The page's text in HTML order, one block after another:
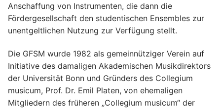
Anschaffung von Instrumenten, die dann die
Fördergesellschaft den studentischen Ensembles zur
unentgeltlichen Nutzung zur Verfügung stellt.
Die GFSM wurde 1982 als gemeinnütziger Verein auf
Initiative des damaligen Akademischen Musikdirektors
der Universität Bonn und Gründers des Collegium
musicum, Prof. Dr. Emil Platen, von ehemaligen
Mitgliedern des früheren „Collegium musicum“ der